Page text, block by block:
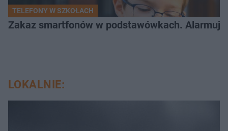
TELEFONY W SZKOŁACH
Zakaz smartfonów w podstawówkach.
LOKALNIE: